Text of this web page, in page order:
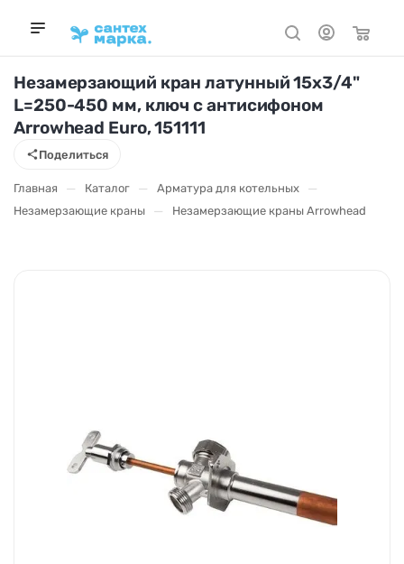
Поделиться
Незамерзающий кран латунный 15х3/4"
L=250-450 мм, ключ с антисифоном
Arrowhead Euro, 151111
Главная — Каталог — Арматура для котельных —
Незамерзающие краны — Незамерзающие краны Arrowhead